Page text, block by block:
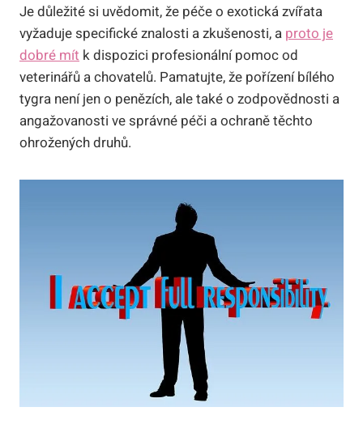
Je důležité si uvědomit, že⁤ péče o exotická zvířata
⁣vyžaduje​ specifické znalosti ​a zkušenosti, a proto je
dobré mít k dispozici⁤ profesionální ⁣pomoc od
veterinářů a chovatelů. Pamatujte, že pořízení ‌bílého
tygra není jen o penězích, ale také o zodpovědnosti a
angažovanosti ve správné péči a‍ ochraně těchto
ohrožených druhů.